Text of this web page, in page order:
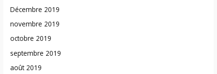
Décembre 2019
novembre 2019
octobre 2019
septembre 2019
août 2019